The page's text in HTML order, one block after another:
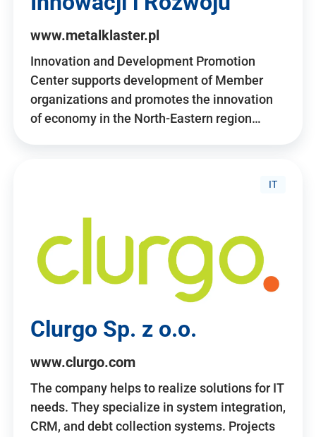
www.metalklaster.pl
Innovation and Development Promotion
Center supports development of Member
organizations and promotes the innovation
of economy in the North-Eastern region…
IT
Clurgo Sp. z o.o.
www.clurgo.com
The company helps to realize solutions for IT
needs. They specialize in system integration,
CRM, and debt collection systems. Projects